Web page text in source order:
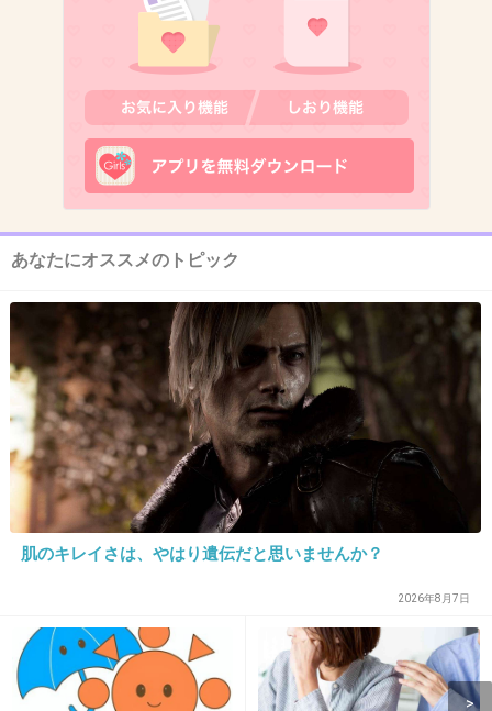
2013/06/28(金) 16:56:18
かき氷のスプーンとかｗ
出典：sociopouch.files.wordpress.com
+23
11. 匿名
+8 -4
12. 匿名2013/06/28(金) 16:57:28
冷凍させてシャーベット状態にして食べたいな
+24
ちょっと気になるｗ
+15 -4
あなたにオススメのトピック
肌のキレイさは、やはり遺伝だと思いませんか？
2026年8月7日